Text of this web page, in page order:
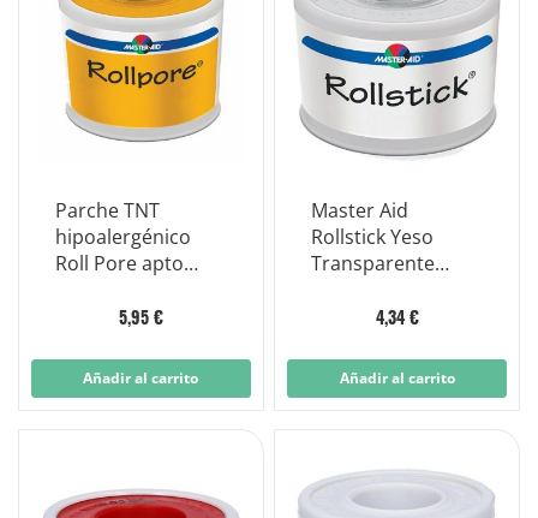
Parche TNT
hipoalergénico
Roll Pore apto
sensibles cm 5x5m
5,95 €
Añadir al carrito
Master Aid
Rollstick Yeso
Transparente
4,34 €
Añadir al carrito